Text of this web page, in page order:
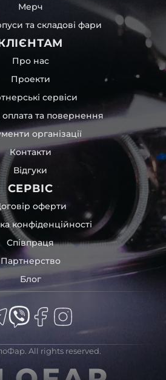
Мерч
та складові фари
Про нас
Проекти
сервіси
оплата та повернення
організації
Контакти
Відгуки
СЕРВІС
оферти
конфіденційності
Співпраця
Партнерство
Блог
All rights reserved.